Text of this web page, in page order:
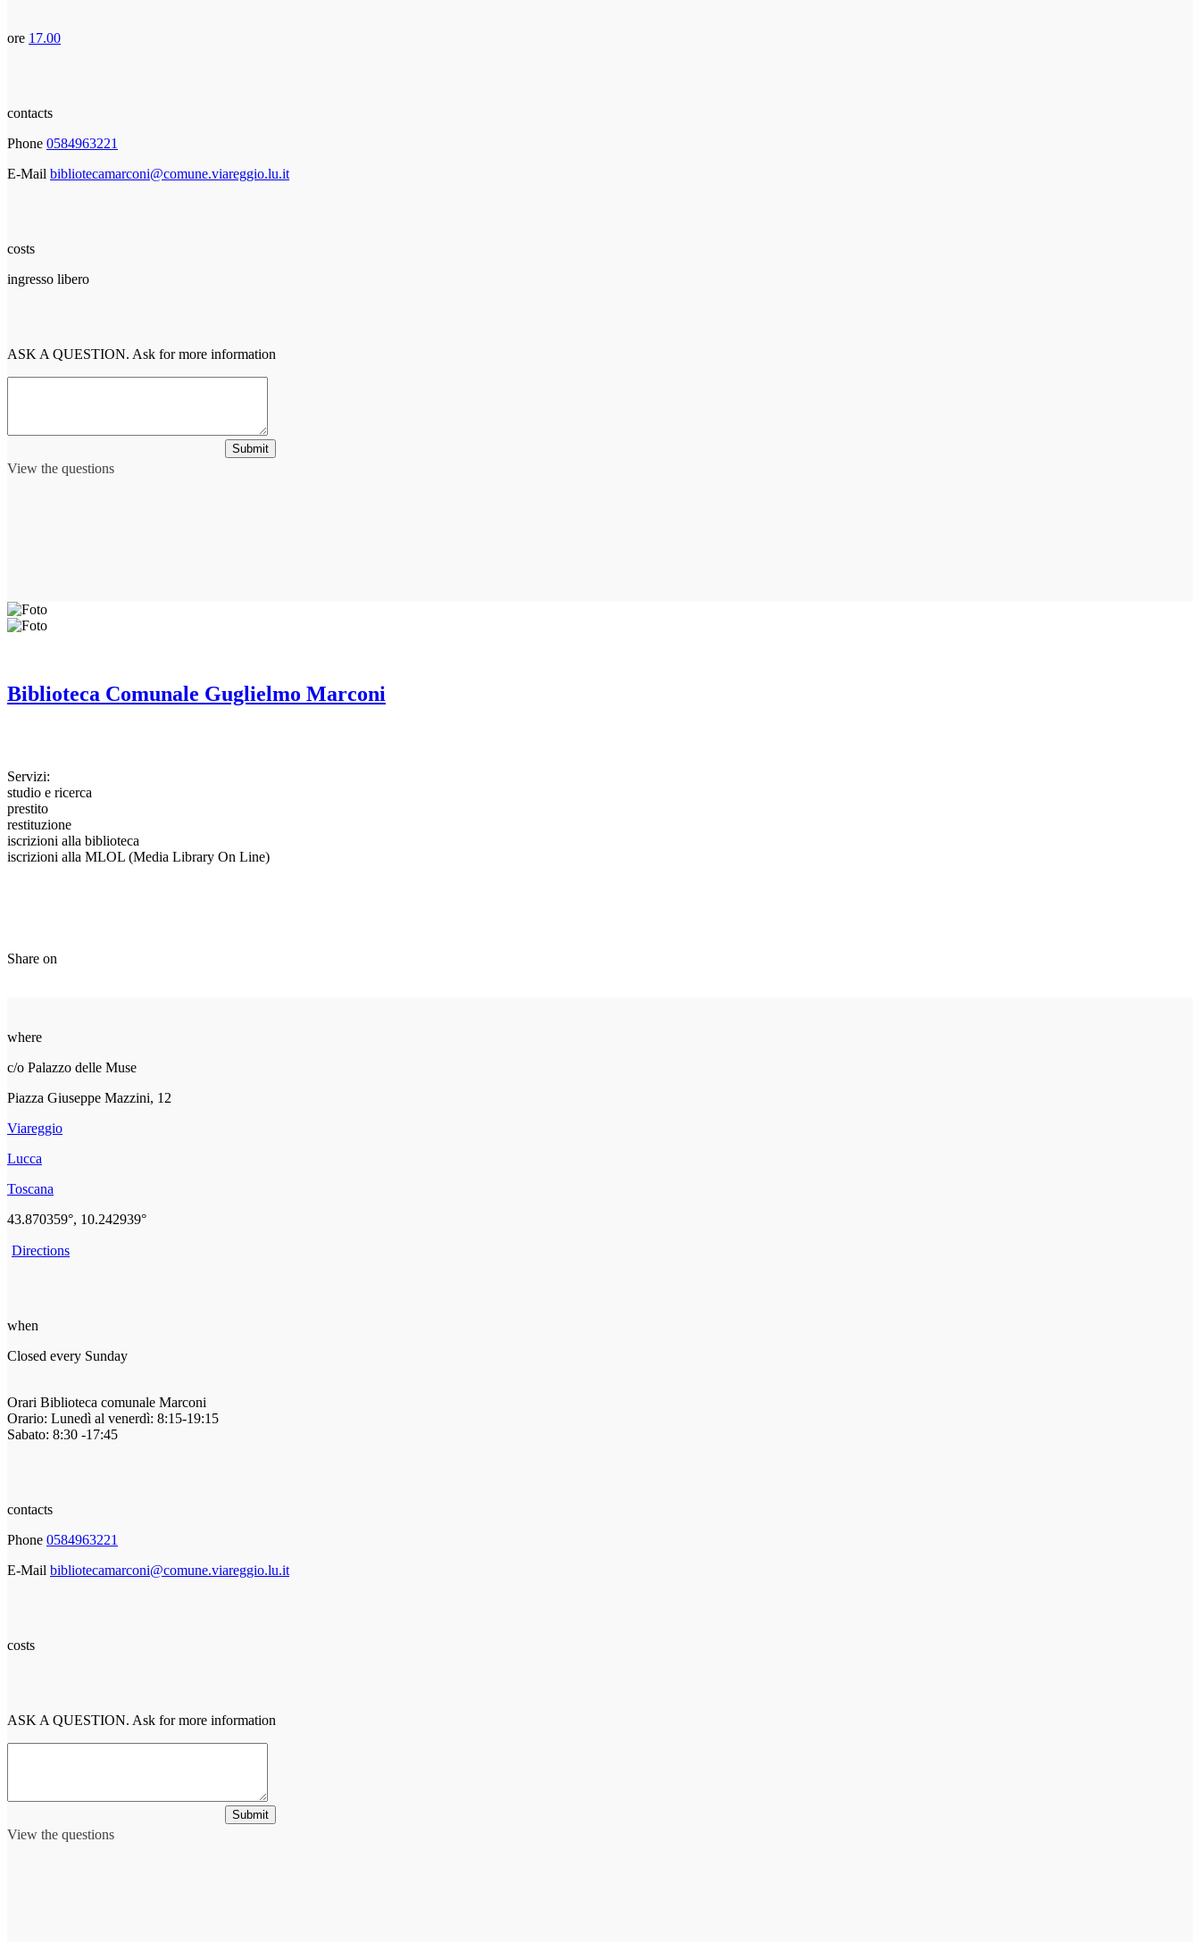
ore 17.00
contacts
Phone 0584963221
E-Mail bibliotecamarconi@comune.viareggio.lu.it
costs
ingresso libero
ASK A QUESTION. Ask for more information
View the questions
Submit
Biblioteca Comunale Guglielmo Marconi
Servizi:
studio e ricerca
prestito
restituzione
iscrizioni alla biblioteca
iscrizioni alla MLOL (Media Library On Line)
Share on
where
c/o Palazzo delle Muse
Piazza Giuseppe Mazzini, 12
Viareggio
Lucca
Toscana
43.870359°, 10.242939°
Directions
when
Closed every Sunday
Orari Biblioteca comunale Marconi
Orario: Lunedì al venerdì: 8:15-19:15
Sabato: 8:30 -17:45
contacts
Phone 0584963221
E-Mail bibliotecamarconi@comune.viareggio.lu.it
costs
ASK A QUESTION. Ask for more information
View the questions
Submit